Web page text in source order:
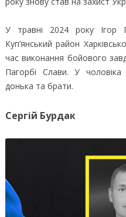
У травні 2024 року Ігор
Куп’янський район
час виконання бойового
Пагорбі Слави. У
донька та брати.
Сергій Бурдак